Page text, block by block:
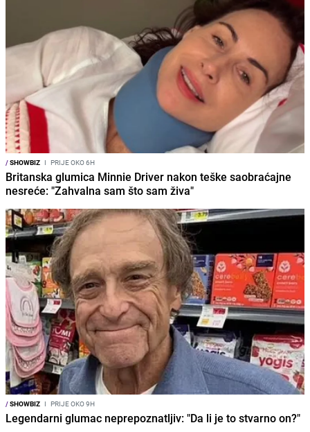
/SHOWBIZ I PRIJE OKO 6H
Britanska glumica Minnie Driver nakon teške saobraćajne
nesreće: "Zahvalna sam što sam živa"
/SHOWBIZ I PRIJE OKO 9H
Legendarni glumac neprepoznatljiv: "Da li je to stvarno on?"